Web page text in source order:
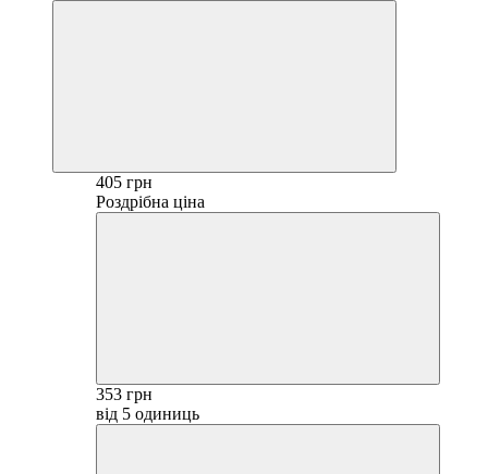
405 грн
Роздрібна ціна
353 грн
від 5 одиниць